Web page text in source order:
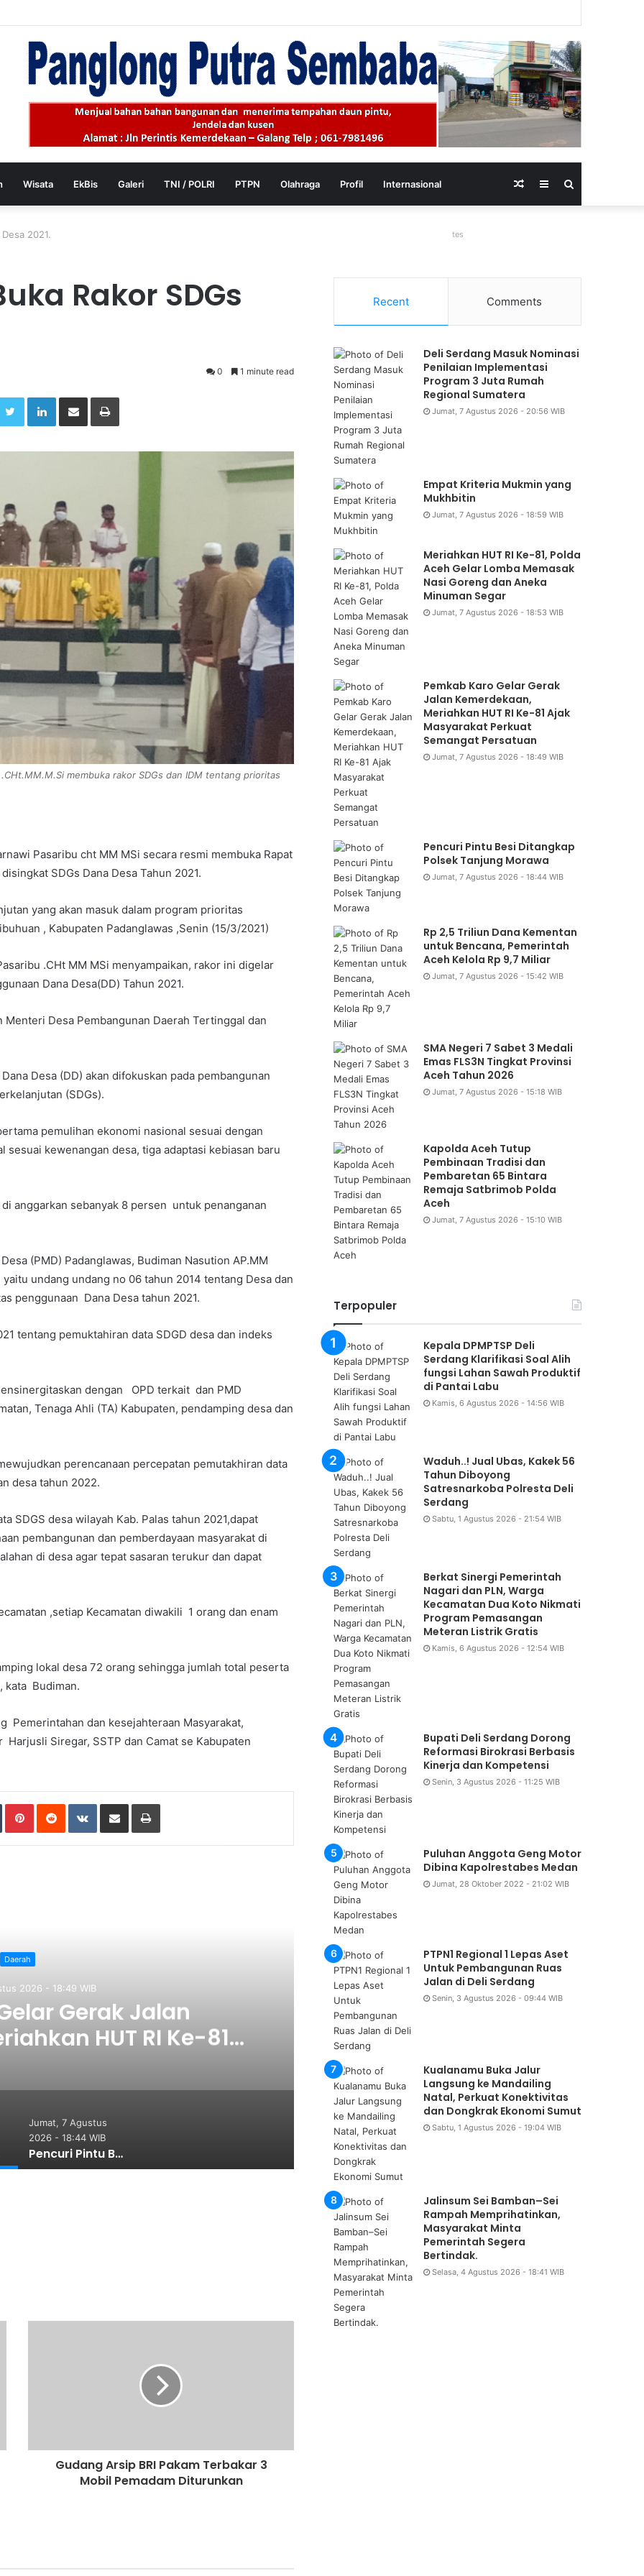
Wisata EkBis Galeri TNI / POLRI PTPN Olahraga Profil Internasional Sidebar
Random
2021.
Rakor SDGs
0 1 minute read
Twitter LinkedIn
membuka rakor SDGs dan IDM tentang prioritas
Pasaribu cht MM MSi secara resmi membuka Rapat
SDGs Dana Desa Tahun 2021.
yang akan masuk dalam program prioritas
, Kabupaten Padanglawas ,Senin (15/3/2021)
.CHt MM MSi menyampaikan, rakor ini digelar
Dana Desa(DD) Tahun 2021.
Desa Pembangunan Daerah Tertinggal dan
Desa (DD) akan difokuskan pada pembangunan
(SDGs).
pemulihan ekonomi nasional sesuai dengan
kewenangan desa, tiga adaptasi kebiasan baru
anggarkan sebanyak 8 persen untuk penanganan
(PMD) Padanglawas, Budiman Nasution AP.MM
undang undang no 06 tahun 2014 tentang Desa dan
penggunaan Dana Desa tahun 2021.
tentang pemuktahiran data SDGD desa dan indeks
dengan OPD terkait dan PMD
Tenaga Ahli (TA) Kabupaten, pendamping desa dan
perencanaan percepatan pemutakhiran data
desa tahun 2022.
SDGS desa wilayah Kab. Palas tahun 2021,dapat
pembangunan dan pemberdayaan masyarakat di
di desa agar tepat sasaran terukur dan dapat
,setiap Kecamatan diwakili 1 orang dan enam
lokal desa 72 orang sehingga jumlah total peserta
kata Budiman.
Pemerintahan dan kesejahteraan Masyarakat,
Siregar, SSTP dan Camat se Kabupaten
Tumblr Pinterest Reddit VKontakte
Daerah
2026 - 18:49 WIB
Gerak Jalan
HUT RI Ke-81
Daerah
Jumat, 7 Agustus 2026 - 18:44
Pencuri Pintu Besi
Jumat, 7 Agustus
2026 - 18:44 WIB
Pencuri Pintu Besi Ditangkap Polsek Tanjung Morawa
Gudang Arsip BRI Pakam Terbakar 3
Mobil Pemadam Diturunkan
tes
Recent Comments
Deli Serdang Masuk Nominasi
Penilaian Implementasi
Program 3 Juta Rumah
Regional Sumatera
Jumat, 7 Agustus 2026 - 20:56 WIB
Empat Kriteria Mukmin yang
Mukhbitin
Jumat, 7 Agustus 2026 - 18:59 WIB
Meriahkan HUT RI Ke-81, Polda
Aceh Gelar Lomba Memasak
Nasi Goreng dan Aneka
Minuman Segar
Jumat, 7 Agustus 2026 - 18:53 WIB
Pemkab Karo Gelar Gerak
Jalan Kemerdekaan,
Meriahkan HUT RI Ke-81 Ajak
Masyarakat Perkuat
Semangat Persatuan
Jumat, 7 Agustus 2026 - 18:49 WIB
Pencuri Pintu Besi Ditangkap
Polsek Tanjung Morawa
Jumat, 7 Agustus 2026 - 18:44 WIB
Rp 2,5 Triliun Dana Kementan
untuk Bencana, Pemerintah
Aceh Kelola Rp 9,7 Miliar
Jumat, 7 Agustus 2026 - 15:42 WIB
SMA Negeri 7 Sabet 3 Medali
Emas FLS3N Tingkat Provinsi
Aceh Tahun 2026
Jumat, 7 Agustus 2026 - 15:18 WIB
Kapolda Aceh Tutup
Pembinaan Tradisi dan
Pembaretan 65 Bintara
Remaja Satbrimob Polda
Aceh
Jumat, 7 Agustus 2026 - 15:10 WIB
Terpopuler
Kepala DPMPTSP Deli
Serdang Klarifikasi Soal Alih
fungsi Lahan Sawah Produktif
di Pantai Labu
Kamis, 6 Agustus 2026 - 14:56 WIB
Waduh..! Jual Ubas, Kakek 56
Tahun Diboyong
Satresnarkoba Polresta Deli
Serdang
Sabtu, 1 Agustus 2026 - 21:54 WIB
Berkat Sinergi Pemerintah
Nagari dan PLN, Warga
Kecamatan Dua Koto Nikmati
Program Pemasangan
Meteran Listrik Gratis
Kamis, 6 Agustus 2026 - 12:54 WIB
Bupati Deli Serdang Dorong
Reformasi Birokrasi Berbasis
Kinerja dan Kompetensi
Senin, 3 Agustus 2026 - 11:25 WIB
Puluhan Anggota Geng Motor
Dibina Kapolrestabes Medan
Jumat, 28 Oktober 2022 - 21:02 WIB
PTPN1 Regional 1 Lepas Aset
Untuk Pembangunan Ruas
Jalan di Deli Serdang
Senin, 3 Agustus 2026 - 09:44 WIB
Kualanamu Buka Jalur
Langsung ke Mandailing
Natal, Perkuat Konektivitas
dan Dongkrak Ekonomi Sumut
Sabtu, 1 Agustus 2026 - 19:04 WIB
Jalinsum Sei Bamban–Sei
Rampah Memprihatinkan,
Masyarakat Minta
Pemerintah Segera
Bertindak.
Selasa, 4 Agustus 2026 - 18:41 WIB